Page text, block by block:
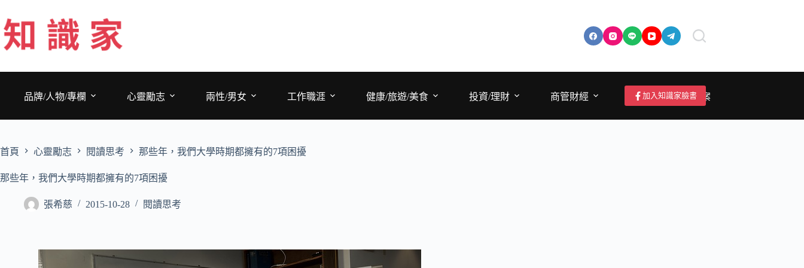
至
主
要
品牌/人物/專欄
心靈勵志 兩性/男女 工作職涯 健康/旅遊/美食 投資/理財 商管財經 成為作者/投稿/提案
加入知識家臉書
首頁 心靈勵志 閱讀思考 那些年，我們大學時期都擁有的7項困擾
那些年，我們大學時期都擁有的7項困擾
張希慈 2015-10-28 閱讀思考